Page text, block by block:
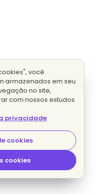
você
armazenados em seu
no site,
com nossos estudos
privacidade
cookies
cookies